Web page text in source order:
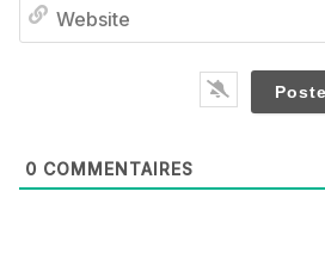
0 COMMENTAIRES